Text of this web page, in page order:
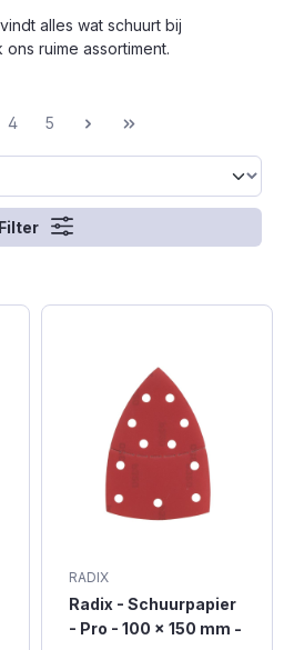
alles wat schuurt bij
ruime assortiment.
4 5
Filter
RADIX
Radix - Schuurpapier
- Pro - 100 x 150 mm -